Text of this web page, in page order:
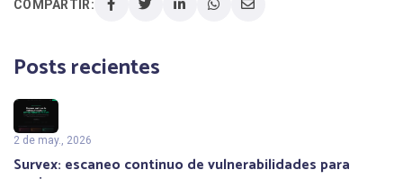
COMPARTIR:
Posts recientes
2 de may., 2026
Survex: escaneo continuo de vulnerabilidades para